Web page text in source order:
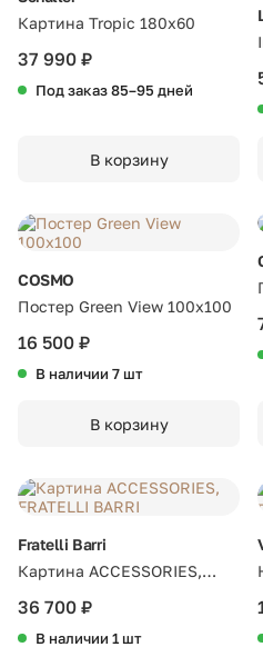
Картина Tropic 180x60
37 990 ₽
Под заказ 85–95 дней
В корзину
COSMO
Постер Green View 100х100
16 500 ₽
В наличии 7 шт
В корзину
Fratelli Barri
Картина ACCESSORIES,
FRATELLI BARRI
36 700 ₽
В наличии 1 шт